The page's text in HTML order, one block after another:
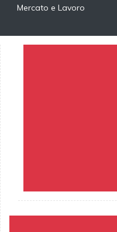
Mercato e Lavoro